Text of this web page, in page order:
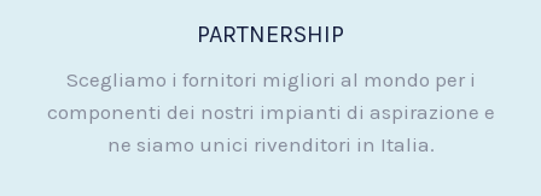
PARTNERSHIP
Scegliamo i fornitori migliori al mondo per i
componenti dei nostri impianti di aspirazione e
ne siamo unici rivenditori in Italia.